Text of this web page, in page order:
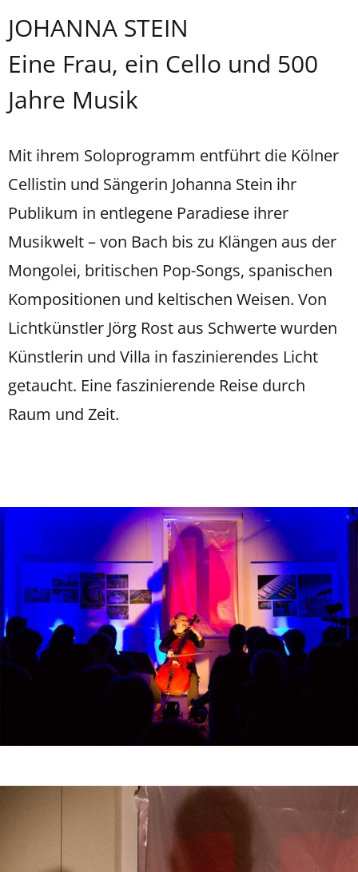
JOHANNA STEIN
Eine Frau, ein Cello und 500
Jahre Musik
Mit ihrem Soloprogramm entführt die Kölner
Cellistin und Sängerin Johanna Stein ihr
Publikum in entlegene Paradiese ihrer
Musikwelt – von Bach bis zu Klängen aus der
Mongolei, britischen Pop-Songs, spanischen
Kompositionen und keltischen Weisen. Von
Lichtkünstler Jörg Rost aus Schwerte wurden
Künstlerin und Villa in faszinierendes Licht
getaucht. Eine faszinierende Reise durch
Raum und Zeit.